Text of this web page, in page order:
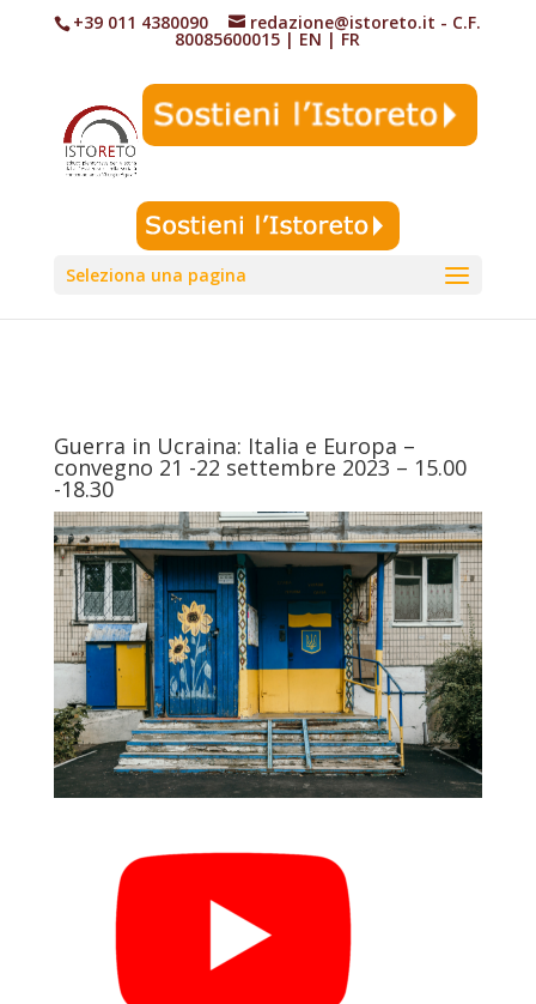
+39 011 4380090 redazione@istoreto.it - C.F.
80085600015 | EN |FR
Seleziona una pagina
Guerra in Ucraina: Italia e Europa –
convegno 21 -22 settembre 2023 – 15.00
-18.30